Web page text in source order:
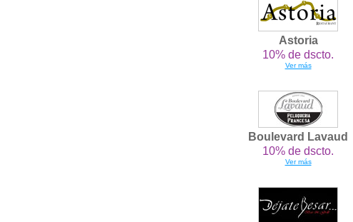
Astoria
10% de dscto.
Ver más
Boulevard Lavaud
10% de dscto.
Ver más